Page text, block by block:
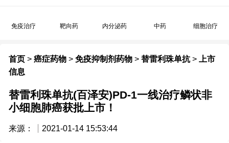
免疫治疗 靶向药 内分泌药 中药 细胞治疗
首页 > 癌症药物 > 免疫抑制剂药物 > 替雷利珠单抗>
上市
信息
替雷利珠单抗(百泽安)PD-1一线治疗鳞状非
小细胞肺癌获批上市！
来源： 2021-01-14 15:53:44